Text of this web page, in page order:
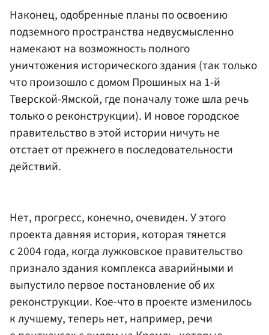
Наконец, одобренные планы по освоению
подземного пространства недвусмысленно
намекают на возможность полного
уничтожения исторического здания (так только
что произошло с домом Прошиных на 1-й
Тверской-Ямской, где поначалу тоже шла речь
только о реконструкции). И новое городское
правительство в этой истории ничуть не
отстает от прежнего в последовательности
действий.
Нет, прогресс, конечно, очевиден. У этого
проекта давняя история, которая тянется
с 2004 года, когда лужковское правительство
признало здания комплекса аварийными и
выпустило первое постановление об их
реконструкции. Кое-что в проекте изменилось
к лучшему, теперь нет, например, речи